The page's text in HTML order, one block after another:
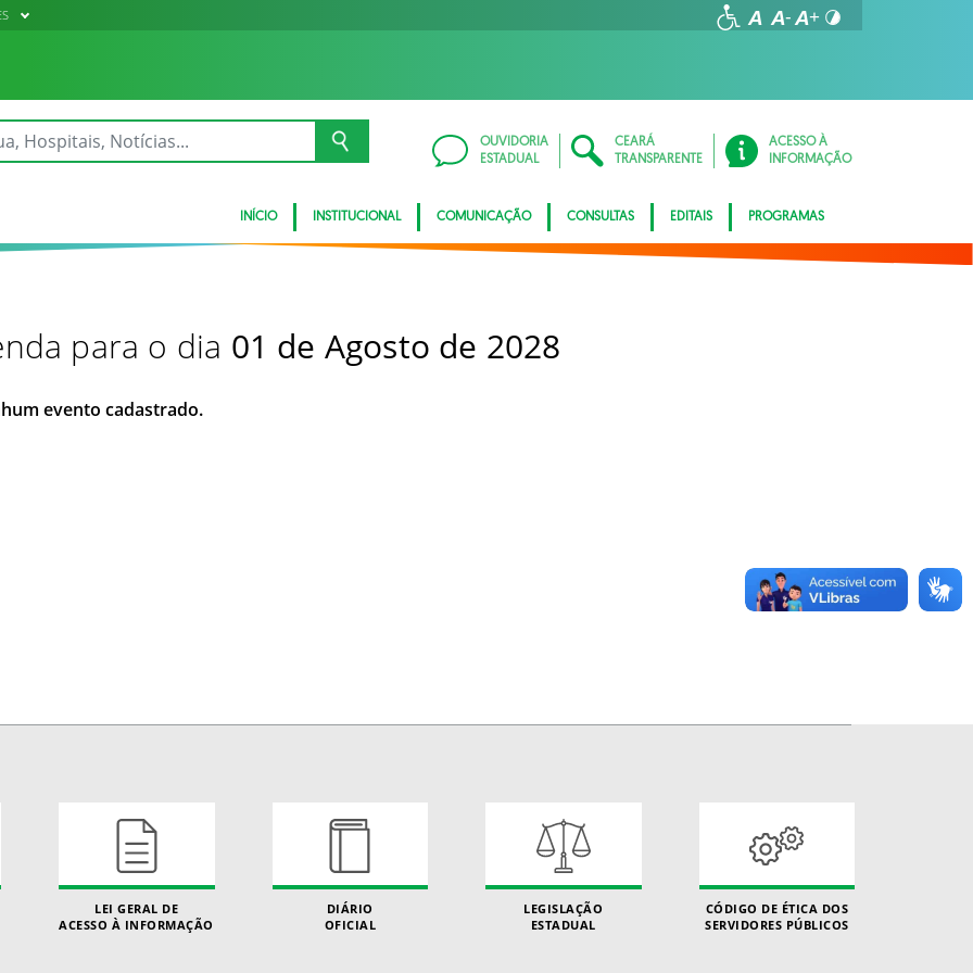
OUVIDORIA
ESTADUAL
CEARÁ
TRANSPARENTE
ACESSO À
INFORMAÇÃO
INÍCIO INSTITUCIONAL COMUNICAÇÃO CONSULTAS EDITAIS PROGRAMAS
para o dia 01 de Agosto de 2028
evento cadastrado.
LEI GERAL DE
ACESSO À INFORMAÇÃO
DIÁRIO
OFICIAL
LEGISLAÇÃO
ESTADUAL
CÓDIGO DE ÉTICA DOS
SERVIDORES PÚBLICOS